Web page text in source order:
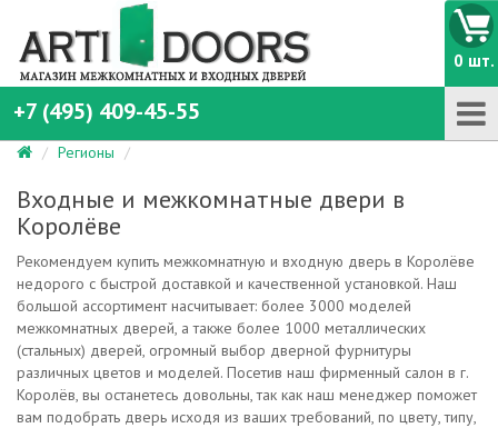
+7 (495) 409-45-55
0 шт.
Регионы
Входные и межкомнатные двери в
Королёве
Рекомендуем купить межкомнатную и входную дверь в Королёве
недорого с быстрой доставкой и качественной установкой. Наш
большой ассортимент насчитывает: более 3000 моделей
межкомнатных дверей, а также более 1000 металлических
(стальных) дверей, огромный выбор дверной фурнитуры
различных цветов и моделей. Посетив наш фирменный салон в г.
Королёв, вы останетесь довольны, так как наш менеджер поможет
вам подобрать дверь исходя из ваших требований, по цвету, типу,